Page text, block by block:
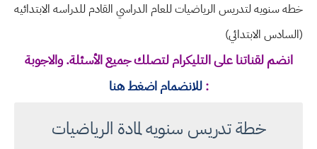
خطه سنويه لتدريس الرياضيات للعام الدراسي القادم للدراسه الابتدائيه
(السادس الابتدائي)
انضم لقناتنا على التليكرام لتصلك جميع الأسئلة. والاجوبة
: للانضمام اضغط هنا
خطة تدريس سنويه لمادة الرياضيات